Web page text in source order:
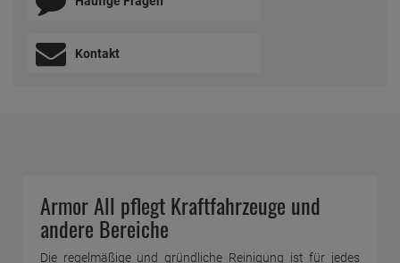
Kontakt
Armor All pflegt Kraftfahrzeuge und
andere Bereiche
Die regelmäßige und gründliche Reinigung ist für jedes